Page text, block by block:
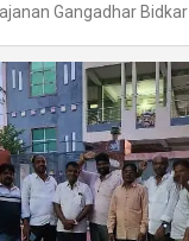
Gangadhar Bidkar